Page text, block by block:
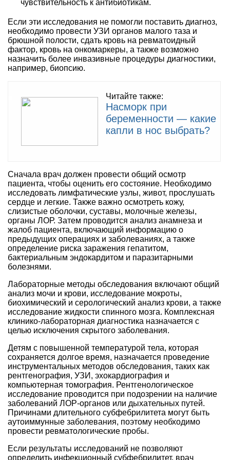
чувствительность к антибиотикам.
Если эти исследования не помогли поставить диагноз,
необходимо провести УЗИ органов малого таза и
брюшной полости, сдать кровь на ревматоидный
фактор, кровь на онкомаркеры, а также возможно
назначить более инвазивные процедуры диагностики,
например, биопсию.
Читайте также:
Насморк при
беременности — какие
капли в нос выбрать?
Сначала врач должен провести общий осмотр
пациента, чтобы оценить его состояние. Необходимо
исследовать лимфатические узлы, живот, прослушать
сердце и легкие. Также важно осмотреть кожу,
слизистые оболочки, суставы, молочные железы,
органы ЛОР. Затем проводится анализ анамнеза и
жалоб пациента, включающий информацию о
предыдущих операциях и заболеваниях, а также
определение риска заражения гепатитом,
бактериальным эндокардитом и паразитарными
болезнями.
Лабораторные методы обследования включают общий
анализ мочи и крови, исследование мокроты,
биохимический и серологический анализ крови, а также
исследование жидкости спинного мозга. Комплексная
клинико-лабораторная диагностика назначается с
целью исключения скрытого заболевания.
Детям с повышенной температурой тела, которая
сохраняется долгое время, назначается проведение
инструментальных методов обследования, таких как
рентгенография, УЗИ, эхокардиография и
компьютерная томография. Рентгенологическое
исследование проводится при подозрении на наличие
заболеваний ЛОР-органов или дыхательных путей.
Причинами длительного субфебрилитета могут быть
аутоиммунные заболевания, поэтому необходимо
провести ревматологические пробы.
Если результаты исследований не позволяют
определить инфекционный субфебрилитет, врач